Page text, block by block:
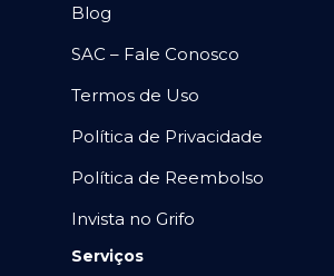
Blog
SAC – Fale Conosco
Termos de Uso
Política de Privacidade
Política de Reembolso
Invista no Grifo
Serviços